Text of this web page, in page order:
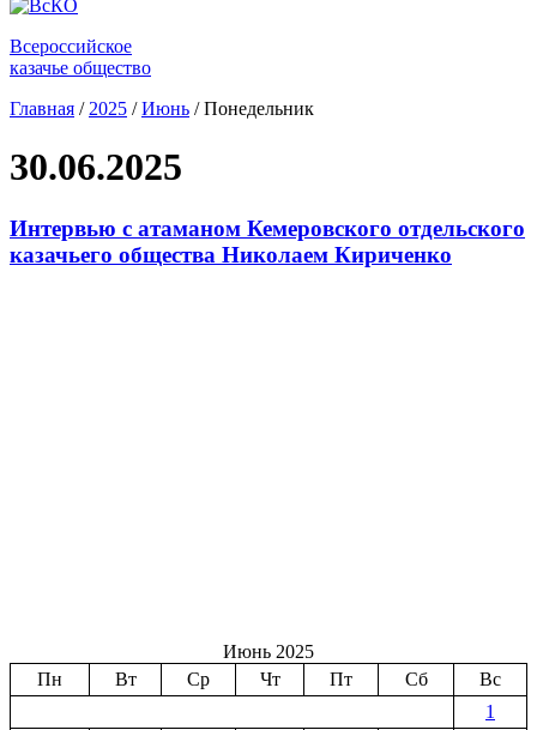
Всероссийское
казачье общество
Главная / 2025 / Июнь /Понедельник
30.06.2025
Интервью с атаманом Кемеровского отдельского
казачьего общества Николаем Кириченко
Июнь 2025
Пн
Вт Ср Чт Пт Сб
Вс
1